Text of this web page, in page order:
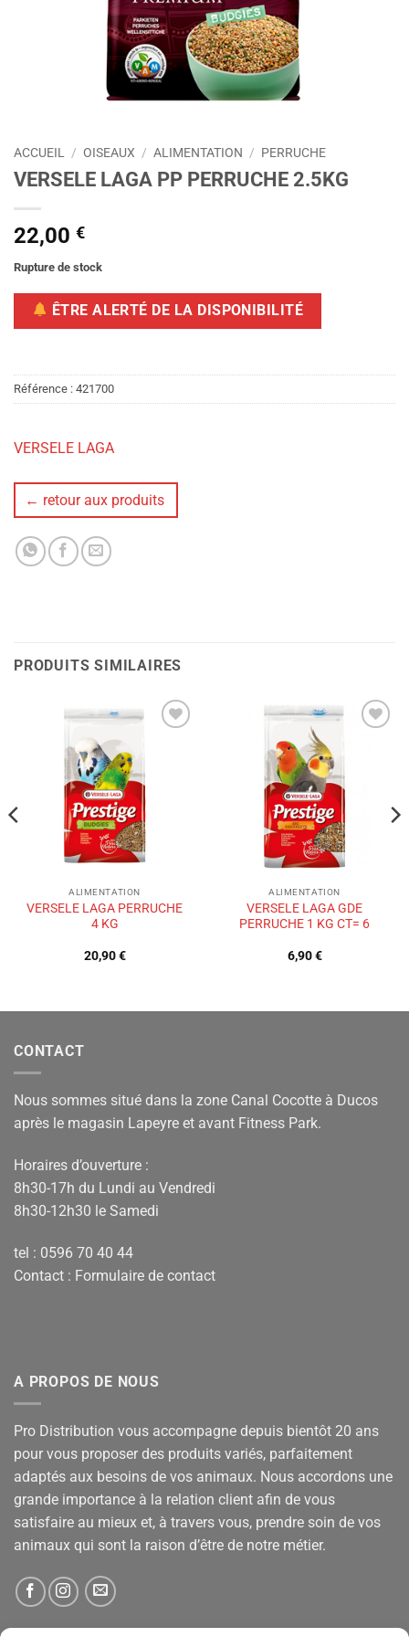
ACCUEIL / OISEAUX / ALIMENTATION / PERRUCHE
VERSELE LAGA PP PERRUCHE 2.5KG
22,00 €
Rupture de stock
ÊTRE ALERTÉ DE LA DISPONIBILITÉ
Référence : 421700
VERSELE LAGA
← retour aux produits
PRODUITS SIMILAIRES
souhaits
ALIMENTATION
VERSELE LAGA PERRUCHE
4 KG
20,90€
souhaits
ALIMENTATION
VERSELE LAGA GDE
PERRUCHE 1 KG CT= 6
6,90€
CONTACT
Nous sommes situé dans la zone Canal Cocotte à Ducos
après le magasin Lapeyre et avant Fitness Park.
Horaires d’ouverture :
8h30-17h du Lundi au Vendredi
8h30-12h30 le Samedi
tel : 0596 70 40 44
Contact : Formulaire de contact
A PROPOS DE NOUS
Pro Distribution vous accompagne depuis bientôt 20 ans
pour vous proposer des produits variés, parfaitement
adaptés aux besoins de vos animaux. Nous accordons une
grande importance à la relation client afin de vous
satisfaire au mieux et, à travers vous, prendre soin de vos
animaux qui sont la raison d’être de notre métier.